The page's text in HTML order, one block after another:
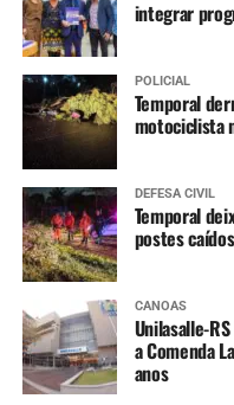
Varicela (1ª dose)
Hepatite A (1ª
4 anos:
Tríplice
Pólio (2ª dose
A partir dos 7 anos
Difteria e Tétano –
vacinal)
9 a 14 anos
integrar
POLICIAL
Temporal
motociclista
DEFESA CIVIL
Temporal
postes
CANOAS
Unilasalle-
a Comenda
anos